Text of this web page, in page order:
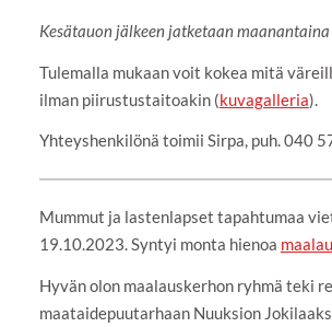
Kesätauon jälkeen jatketaan
Tulemalla mukaan voit kokea mitä
ilman piirustustaitoakin (kuvagalleria).
Yhteyshenkilönä toimii Sirpa, puh. 040
Mummut ja lastenlapset tapahtumaa
19.10.2023. Syntyi monta hienoa
Hyvän olon maalauskerhon ryhmä teki
maataidepuutarhaan Nuuksion